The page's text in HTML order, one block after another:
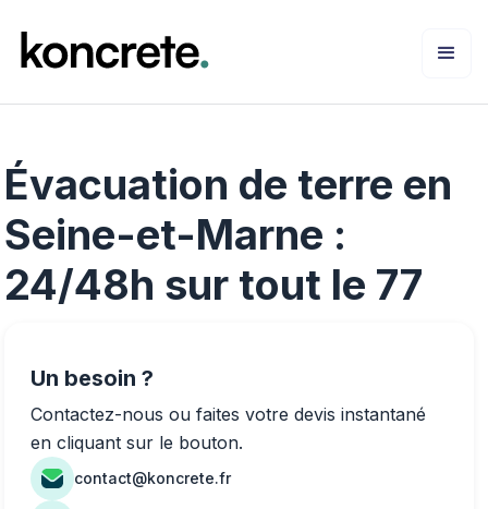
Évacuation de terre en
Seine-et-Marne :
24/48h sur tout le 77
Un besoin ?
Contactez-nous ou faites votre devis instantané
en cliquant sur le bouton.
contact@koncrete.fr